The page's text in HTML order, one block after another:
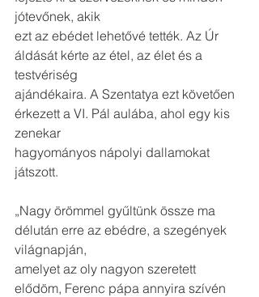
jótevőnek, akik
ezt az ebédet lehetővé tették. Az Úr
áldását kérte az étel, az élet és a
testvériség
ajándékaira. A Szentatya ezt követően
érkezett a VI. Pál aulába, ahol egy kis
zenekar
hagyományos nápolyi dallamokat
játszott.
„Nagy örömmel gyűltünk össze ma
délután erre az ebédre, a szegények
világnapján,
amelyet az oly nagyon szeretett
elődöm, Ferenc pápa annyira szívén